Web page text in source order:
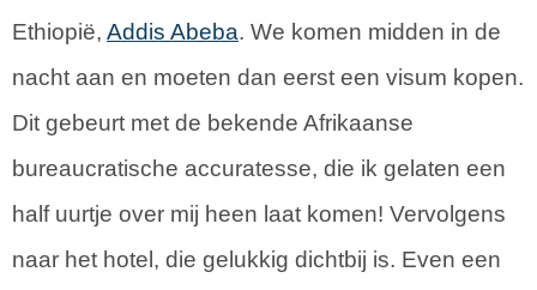
Ethiopië, Addis Abeba. We komen midden in de
nacht aan en moeten dan eerst een visum kopen.
Dit gebeurt met de bekende Afrikaanse
bureaucratische accuratesse, die ik gelaten een
half uurtje over mij heen laat komen! Vervolgens
naar het hotel, die gelukkig dichtbij is. Even een